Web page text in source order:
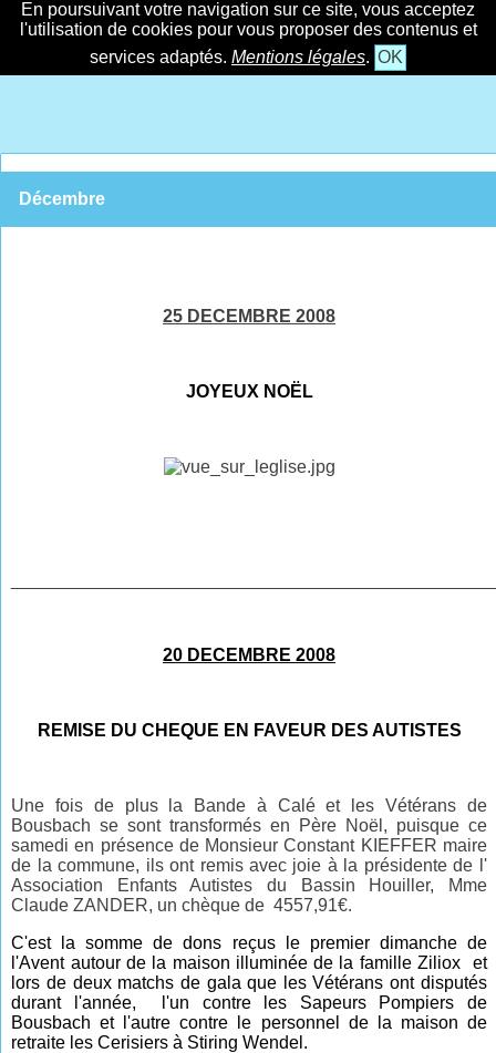
En poursuivant votre navigation sur ce site, vous acceptez
l'utilisation de cookies pour vous proposer des contenus et
services adaptés. Mentions légales. OK
Décembre
25 DECEMBRE 2008
JOYEUX NOËL
20 DECEMBRE 2008
REMISE DU CHEQUE EN FAVEUR DES AUTISTES
Une fois de plus la Bande à Calé et les Vétérans de
Bousbach se sont transformés en Père Noël, puisque ce
samedi en présence de Monsieur Constant KIEFFER maire
de la commune, ils ont remis avec joie à la présidente de l'
Association Enfants Autistes du Bassin Houiller, Mme
Claude ZANDER, un chèque de 4557,91€.
C'est la somme de dons reçus le premier dimanche de
l'Avent autour de la maison illuminée de la famille Ziliox et
lors de deux matchs de gala que les Vétérans ont disputés
durant l'année, l'un contre les Sapeurs Pompiers de
Bousbach et l'autre contre le personnel de la maison de
retraite les Cerisiers à Stiring Wendel.